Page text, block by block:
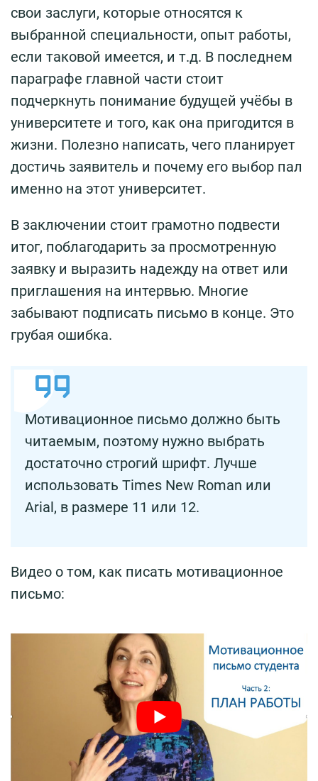
свои заслуги, которые относятся к
выбранной специальности, опыт работы,
если таковой имеется, и т.д. В последнем
параграфе главной части стоит
подчеркнуть понимание будущей учёбы в
университете и того, как она пригодится в
жизни. Полезно написать, чего планирует
достичь заявитель и почему его выбор пал
именно на этот университет.
В заключении стоит грамотно подвести
итог, поблагодарить за просмотренную
заявку и выразить надежду на ответ или
приглашения на интервью. Многие
забывают подписать письмо в конце. Это
грубая ошибка.
Мотивационное письмо должно быть
читаемым, поэтому нужно выбрать
достаточно строгий шрифт. Лучше
использовать Times New Roman или
Arial, в размере 11 или 12.
Видео о том, как писать мотивационное
письмо: